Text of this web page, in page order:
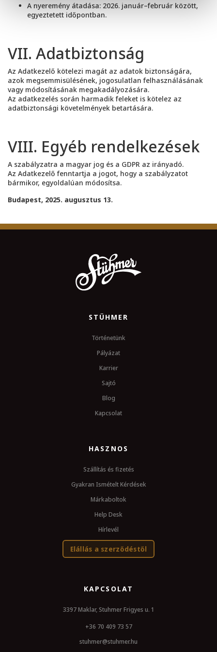
A nyeremény átadása: 2026. január–február között,
egyeztetett időpontban.
VII. Adatbiztonság
Az Adatkezelő kötelezi magát az adatok biztonságára,
azok megsemmisülésének, jogosulatlan felhasználásának
vagy módosításának megakadályozására.
Az adatkezelés során harmadik feleket is kötelez az
adatbiztonsági követelmények betartására.
VIII. Egyéb rendelkezések
A szabályzatra a magyar jog és a GDPR az irányadó.
Az Adatkezelő fenntartja a jogot, hogy a szabályzatot
bármikor, egyoldalúan módosítsa.
Budapest, 2025. augusztus 13.
STÜHMER
Történetünk
Pályázat
Karrier
Sajtó
Blog
Kapcsolat
HASZNOS
Szállítás és fizetés
Gyakran Ismételt Kérdések
Márkaboltok
Help Desk
Hírlevél
Elállás a szerződéstől
KAPCSOLAT
3397 Maklar, Stuhmer Frigyes u. 1
+36 70 409 73 57
stuhmer@stuhmer.hu